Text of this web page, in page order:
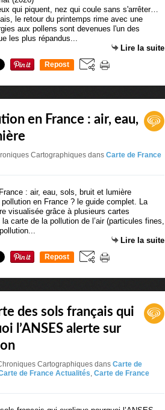
qui piquent, nez qui coule sans s'arrêter…
le retour du printemps rime avec une
aux pollens sont devenues l'un des
les plus répandus...
Lire la suite
Repost
en France : air, eau,
Cartographiques dans Carte de France
en France ? le guide complet. La
visualisée grâce à plusieurs cartes
carte de la pollution de l’air (particules fines,
Lire la suite
Repost
des sols français qui
l’ANSES alerte sur
Cartographiques dans Carte de
de France Actualités, Carte de France